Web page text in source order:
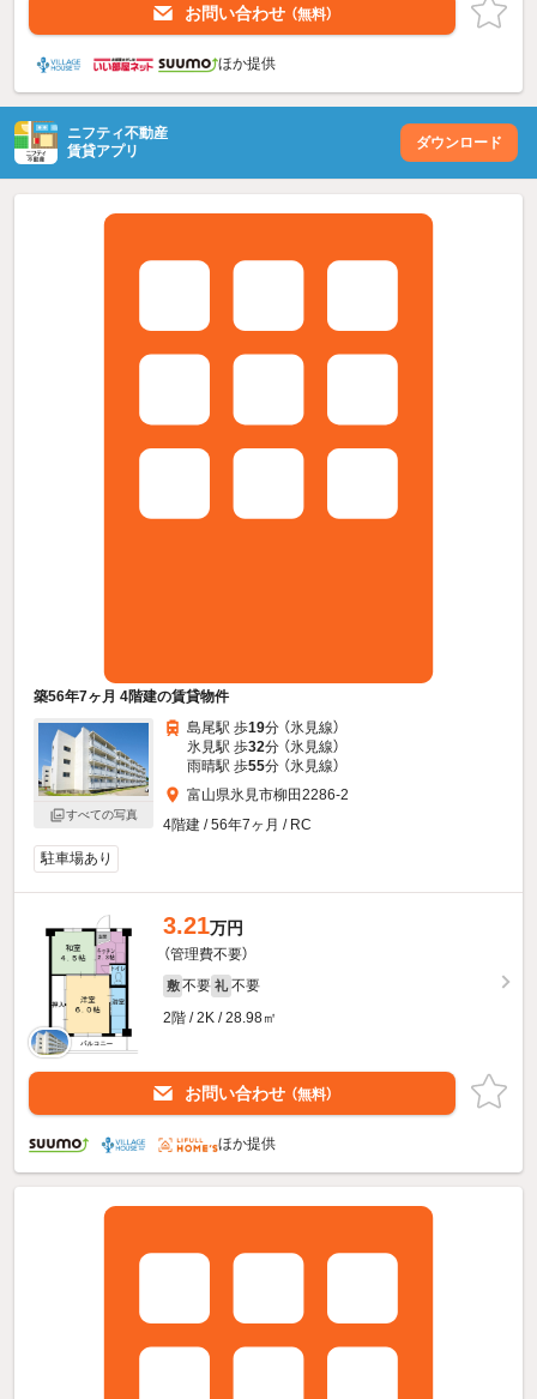
お問い合わせ （無料）
ほか提供
ニフティ不動産
賃貸アプリ
ダウンロード
築56年7ヶ月 4階建の賃貸物件
すべての写真
島尾駅 歩19分 （氷見線）
氷見駅 歩32分 （氷見線）
雨晴駅 歩55分 （氷見線）
富山県氷見市柳田2286-2
4階建 / 56年7ヶ月 / RC
駐車場あり
3.21万円
（管理費不要）
敷 不要 礼 不要
2階 / 2K / 28.98㎡
お問い合わせ （無料）
ほか提供